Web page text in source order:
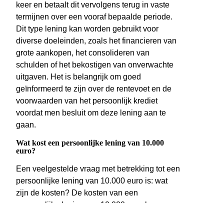
keer en betaalt dit vervolgens terug in vaste
termijnen over een vooraf bepaalde periode.
Dit type lening kan worden gebruikt voor
diverse doeleinden, zoals het financieren van
grote aankopen, het consolideren van
schulden of het bekostigen van onverwachte
uitgaven. Het is belangrijk om goed
geïnformeerd te zijn over de rentevoet en de
voorwaarden van het persoonlijk krediet
voordat men besluit om deze lening aan te
gaan.
Wat kost een persoonlijke lening van 10.000
euro?
Een veelgestelde vraag met betrekking tot een
persoonlijke lening van 10.000 euro is: wat
zijn de kosten? De kosten van een